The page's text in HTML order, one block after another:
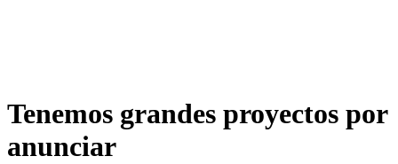
Tenemos grandes proyectos por
anunciar